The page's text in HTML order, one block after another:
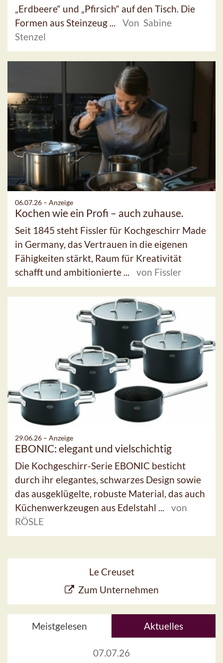
„Erdbeere“ und „Pfirsich“ auf den Tisch. Die
Formen aus Steinzeug ...
Von Sabine
Stenzel
06.07.26 – Anzeige
Kochen wie ein Profi – auch zuhause.
Seit 1845 steht Fissler für Kochgeschirr Made
in Germany, das Vertrauen in die eigenen
Fähigkeiten stärkt, Raum für Kreativität
schafft und ambitionierte ...
von Fissler
29.06.26 – Anzeige
EBONIC: elegant und vielschichtig
Die Kochgeschirr-Serie EBONIC besticht
durch ihr elegantes, schwarzes Design sowie
das ausgeklügelte, robuste Material, das auch
Küchenwerkzeugen aus Edelstahl ...
von
RÖSLE
Le Creuset
Zum Unternehmen
Meistgelesen Aktuelles
07.07.26